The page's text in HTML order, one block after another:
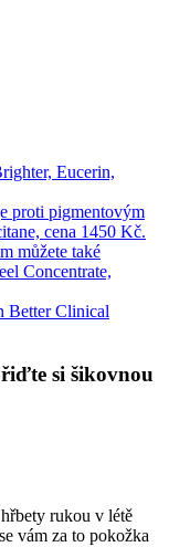
si šikovnou
rukou v létě
vám za to pokožka